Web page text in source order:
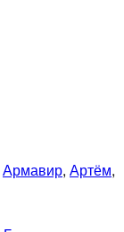
Армавир, Артём,